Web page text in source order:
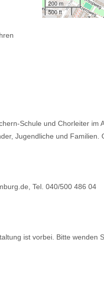
200 m
500 ft
Schule und Chorleiter im
Jugendliche und Familien.
Tel. 040/500 486 04
ist vorbei. Bitte wenden